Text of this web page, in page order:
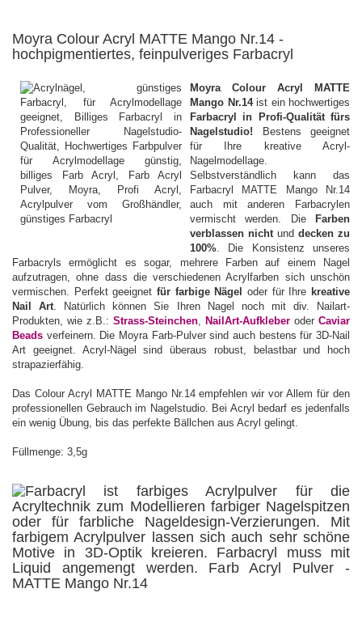
Moyra Colour Acryl MATTE Mango Nr.14 -
hochpigmentiertes, feinpulveriges Farbacryl
Moyra Colour Acryl MATTE
Mango Nr.14 ist ein hochwertiges
Farbacryl in Profi-Qualität fürs
Nagelstudio! Bestens geeignet
für Ihre kreative Acryl-
Nagelmodellage.
Selbstverständlich kann das
Farbacryl MATTE Mango Nr.14
auch mit anderen Farbacrylen
vermischt werden. Die Farben
verblassen nicht und decken zu
100% . Die Konsistenz unseres
Farbacryls ermöglicht es sogar, mehrere Farben auf einem Nagel
aufzutragen, ohne dass die verschiedenen Acrylfarben sich unschön
vermischen. Perfekt geeignet für farbige Nägel oder für Ihre kreative
Nail Art . Natürlich können Sie Ihren Nagel noch mit div. Nailart-
Produkten, wie z.B.: Strass-Steinchen NailArt-Aufkleber oder Caviar
Beads verfeinern. Die Moyra Farb-Pulver sind auch bestens für 3D-Nail
Art geeignet. Acryl-Nägel sind überaus robust, belastbar und hoch
strapazierfähig.
Das Colour Acryl MATTE Mango Nr.14 empfehlen wir vor Allem für den
professionellen Gebrauch im Nagelstudio. Bei Acryl bedarf es jedenfalls
ein wenig Übung, bis das perfekte Bällchen aus Acryl gelingt.
Füllmenge: 3,5g